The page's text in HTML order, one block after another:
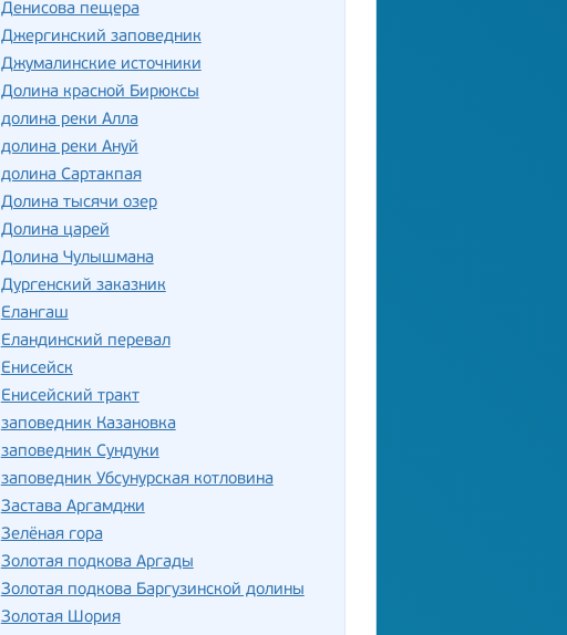
Денисова пещера
Джергинский заповедник
Джумалинские источники
Долина красной Бирюксы
долина реки Алла
долина реки Ануй
долина Сартакпая
Долина тысячи озер
Долина царей
Долина Чулышмана
Дургенский заказник
Елангаш
Еландинский перевал
Енисейск
Енисейский тракт
заповедник Казановка
заповедник Сундуки
заповедник Убсунурская котловина
Застава Аргамджи
Зелёная гора
Золотая подкова Аргады
Золотая подкова Баргузинской долины
Золотая Шория